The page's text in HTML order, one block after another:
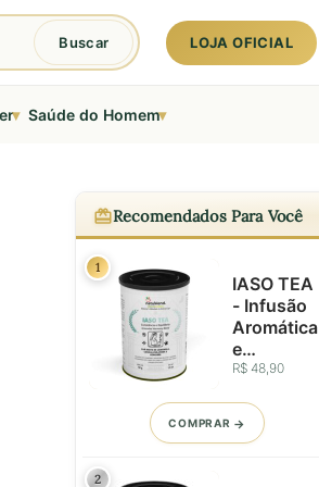
Buscar LOJA OFICIAL
▾ Saúde do Homem▾
Recomendados Para Você
1
IASO TEA
- Infusão
Aromática
e
Equilibrad
Bem-Estar
Diário -
R$ 48,90
COMPRAR
2